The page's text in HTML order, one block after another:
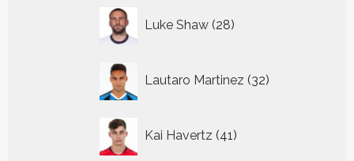
Luke Shaw 28
producten
Lautaro Martinez 32
producten
Kai Havertz 41
producten